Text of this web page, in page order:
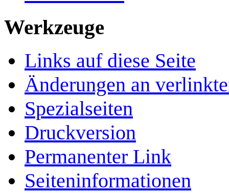
Werkzeuge
Links auf diese Seite
Änderungen an
Spezialseiten
Druckversion
Permanenter Link
Seiten­­informationen